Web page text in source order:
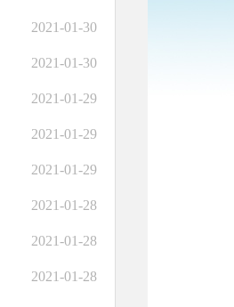
2021-01-30
2021-01-30
2021-01-29
2021-01-29
2021-01-29
2021-01-28
2021-01-28
2021-01-28